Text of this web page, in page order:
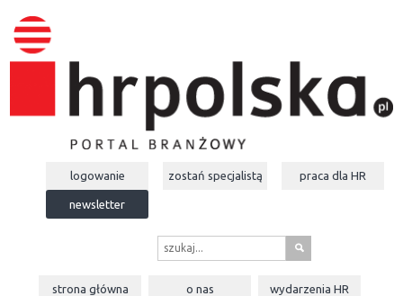
logowanie zostań specjalistą praca dla HR
newsletter
s
strona główna o nas wydarzeniaHR